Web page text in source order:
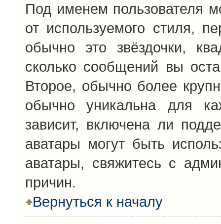
Под именем пользователя
от используемого стиля,
обычно это звёздочки,
сколько сообщений вы
Второе, обычно более
обычно уникальна для
зависит, включена ли
аватары могут быть
аватары, свяжитесь с
причин.
Вернуться к началу